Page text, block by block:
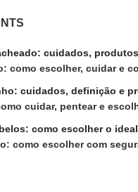
cuidados,
como escolher, cuidar e
cuidados, definição e
cuidar, pentear e
como escolher o
como escolher com